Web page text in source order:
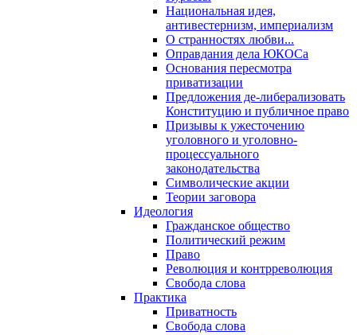
Национальная идея,
антивестернизм, империализм
О странностях любви...
Оправдания дела ЮКОСа
Основания пересмотра
приватизации
Предложения де-либерализовать
Конституцию и публичное право
Призывы к ужесточению
уголовного и уголовно-
процессуального
законодательства
Символические акции
Теории заговора
Идеология
Гражданское общество
Политический режим
Право
Революция и контрреволюция
Свобода слова
Практика
Приватность
Свобода слова